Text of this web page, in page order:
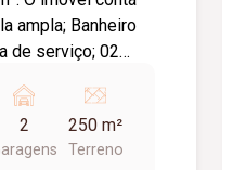
ampla; Banheiro
de serviço; 02
ampliações
bem
iluminação
2 250 m²
Terreno